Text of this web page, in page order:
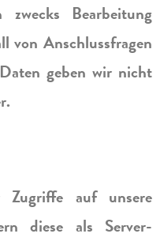
zwecks Bearbeitung
von Anschlussfragen
geben wir nicht
auf unsere
diese als Server-